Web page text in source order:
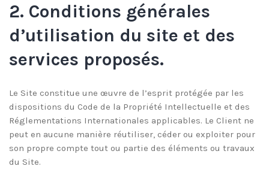
2. Conditions générales
d’utilisation du site et des
services proposés.
Le Site constitue une œuvre de l’esprit protégée par les
dispositions du Code de la Propriété Intellectuelle et des
Réglementations Internationales applicables. Le Client ne
peut en aucune manière réutiliser, céder ou exploiter pour
son propre compte tout ou partie des éléments ou travaux
du Site.